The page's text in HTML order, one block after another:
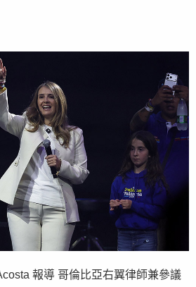
報導 哥倫比亞右翼律師兼參議